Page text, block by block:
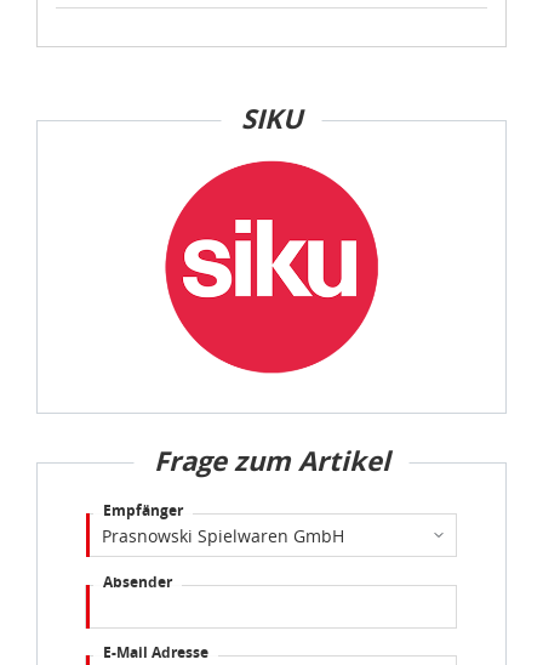
SIKU
Frage zum Artikel
Empfänger
Absender
E-Mail Adresse